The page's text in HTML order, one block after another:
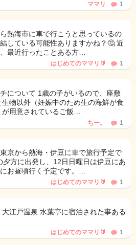
ママリ 1
熱海市に車で行こうと思っているの
している可能性ありますかね？🤔 近
最近行ったことある方…
はじめてのママリ🔰 1
について 1歳の子がいるので、座敷
物以外（妊娠中のため生の海鮮が食
用意されているご飯…
ちー。 1
京から熱海・伊豆に車で旅行予定で
夕方に出発し、12日日曜日は伊豆にあ
お昼頃行く予定です。…
はじめてのママリ🔰 1
江戸温泉 水葉亭に宿泊された事ある
はじめてのママリ🔰‪ 1